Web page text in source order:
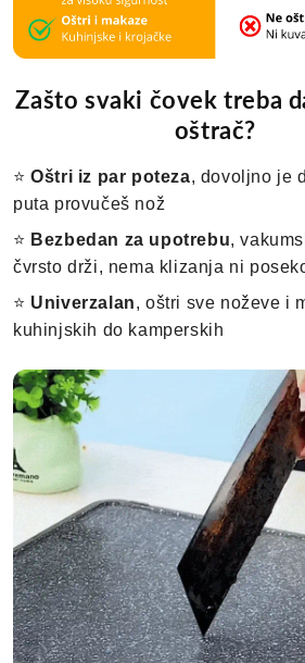
Zašto svaki čovek treba
oštrač?
⭐Oštri iz par poteza, dovoljno je
puta provučeš nož
⭐ Bezbedan za upotrebu,
čvrsto drži, nema klizanja ni
⭐ Univerzalan, oštri sve noževe i
kuhinjskih do kamperskih